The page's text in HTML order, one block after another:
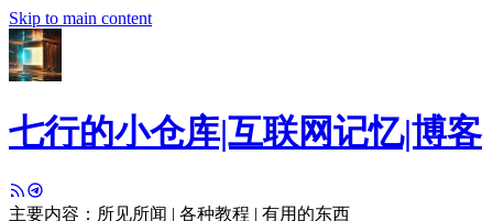
Skip to main content
七行的小仓库|互联网记忆|博客
主要内容：所见所闻 | 各种教程 | 有用的东西